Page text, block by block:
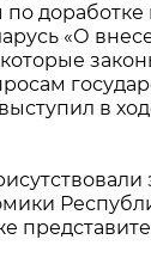
доработке
«О
в